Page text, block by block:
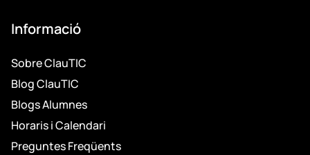
Informació
Sobre ClauTIC
Blog ClauTIC
Blogs Alumnes
Horaris i Calendari
Preguntes Freqüents